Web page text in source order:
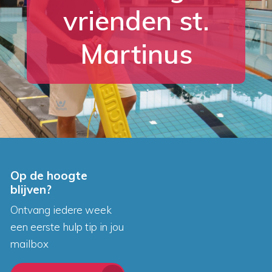
vrienden st.
Martinus
Op de hoogte
blijven?
Ontvang iedere week
een eerste hulp tip in jou
mailbox